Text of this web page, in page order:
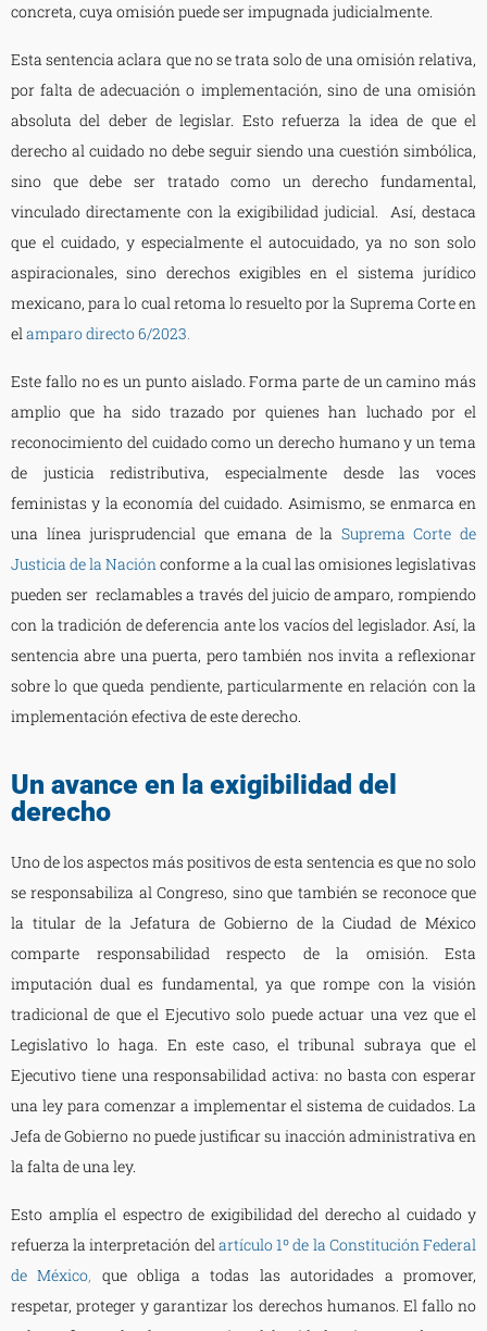
concreta, cuya omisión puede ser impugnada judicialmente.
Esta sentencia aclara que no se trata solo de una omisión relativa,
por falta de adecuación o implementación, sino de una omisión
absoluta del deber de legislar. Esto refuerza la idea de que el
derecho al cuidado no debe seguir siendo una cuestión simbólica,
sino que debe ser tratado como un derecho fundamental,
vinculado directamente con la exigibilidad judicial. Así, destaca
que el cuidado, y especialmente el autocuidado, ya no son solo
aspiracionales, sino derechos exigibles en el sistema jurídico
mexicano, para lo cual retoma lo resuelto por la Suprema Corte en
elamparo directo 6/2023.
Este fallo no es un punto aislado. Forma parte de un camino más
amplio que ha sido trazado por quienes han luchado por el
reconocimiento del cuidado como un derecho humano y un tema
de justicia redistributiva, especialmente desde las voces
feministas y la economía del cuidado. Asimismo, se enmarca en
una línea jurisprudencial que emana de la Suprema Corte de
Justicia de la Naciónconforme a la cual las omisiones legislativas
pueden ser reclamables a través del juicio de amparo, rompiendo
con la tradición de deferencia ante los vacíos del legislador. Así, la
sentencia abre una puerta, pero también nos invita a reflexionar
sobre lo que queda pendiente, particularmente en relación con la
implementación efectiva de este derecho.
Un avance en la exigibilidad del
derecho
Uno de los aspectos más positivos de esta sentencia es que no solo
se responsabiliza al Congreso, sino que también se reconoce que
la titular de la Jefatura de Gobierno de la Ciudad de México
comparte responsabilidad respecto de la omisión. Esta
imputación dual es fundamental, ya que rompe con la visión
tradicional de que el Ejecutivo solo puede actuar una vez que el
Legislativo lo haga. En este caso, el tribunal subraya que el
Ejecutivo tiene una responsabilidad activa: no basta con esperar
una ley para comenzar a implementar el sistema de cuidados. La
Jefa de Gobierno no puede justificar su inacción administrativa en
la falta de una ley.
Esto amplía el espectro de exigibilidad del derecho al cuidado y
refuerza la interpretación delartículo 1º de la Constitución Federal
de México, que obliga a todas las autoridades a promover,
respetar, proteger y garantizar los derechos humanos. El fallo no